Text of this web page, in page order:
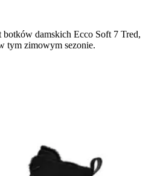
damskich Ecco Soft 7 Tred,
tym zimowym sezonie.